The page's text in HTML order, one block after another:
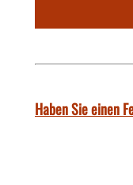
Haben Sie einen